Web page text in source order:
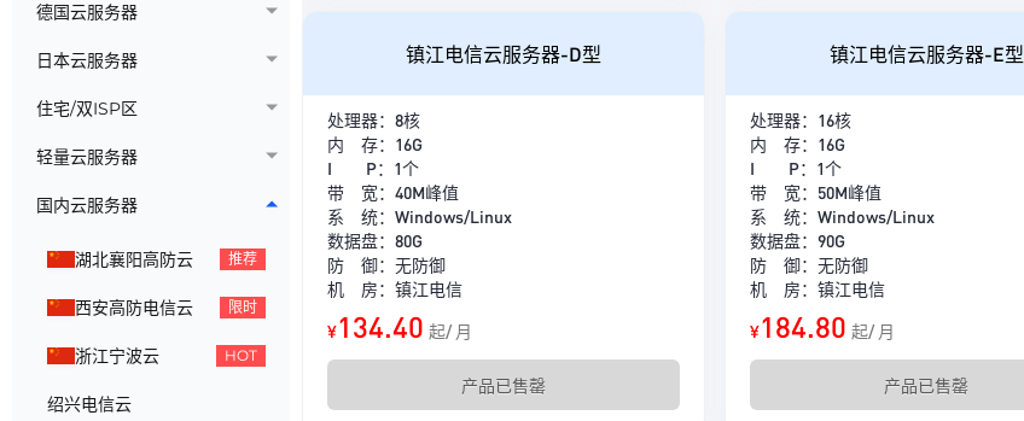
德国云服务器
日本云服务器
住宅/双ISP区
轻量云服务器
国内云服务器
湖北襄阳高防云 推荐
西安高防电信云 限时
浙江宁波云 HOT
绍兴电信云
镇江电信云服务器-D型
处理器：8核
内 存：16G
I P：1个
带 宽：40M峰值
系 统：Windows/Linux
数据盘：80G
防 御：无防御
机 房：镇江电信
¥134.40 起/ 月
产品已售罄
镇江电信云服务器-E型
处理器：16核
内 存：16G
I P：1个
带 宽：50M峰值
系 统：Windows/Linux
数据盘：90G
防 御：无防御
机 房：镇江电信
¥184.80 起/ 月
产品已售罄